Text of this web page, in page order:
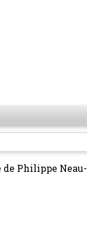
Philippe Neau-